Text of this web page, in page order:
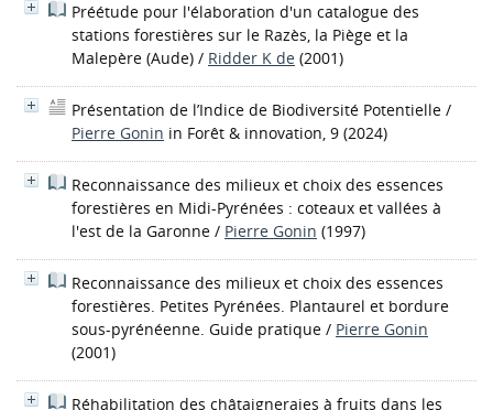
Préétude pour l'élaboration d'un catalogue des
stations forestières sur le Razès, la Piège et la
Malepère (Aude) / Ridder K de (2001)
Présentation de l’Indice de Biodiversité Potentielle /
Pierre Gonin in Forêt & innovation, 9 (2024)
Reconnaissance des milieux et choix des essences
forestières en Midi-Pyrénées : coteaux et vallées à
l'est de la Garonne / Pierre Gonin (1997)
Reconnaissance des milieux et choix des essences
forestières. Petites Pyrénées. Plantaurel et bordure
sous-pyrénéenne. Guide pratique / Pierre Gonin
(2001)
Réhabilitation des châtaigneraies à fruits dans les